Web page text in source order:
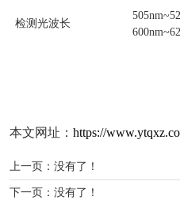
检测光波长
本文网址： https://
上一页：没有了！
下一页：没有了！